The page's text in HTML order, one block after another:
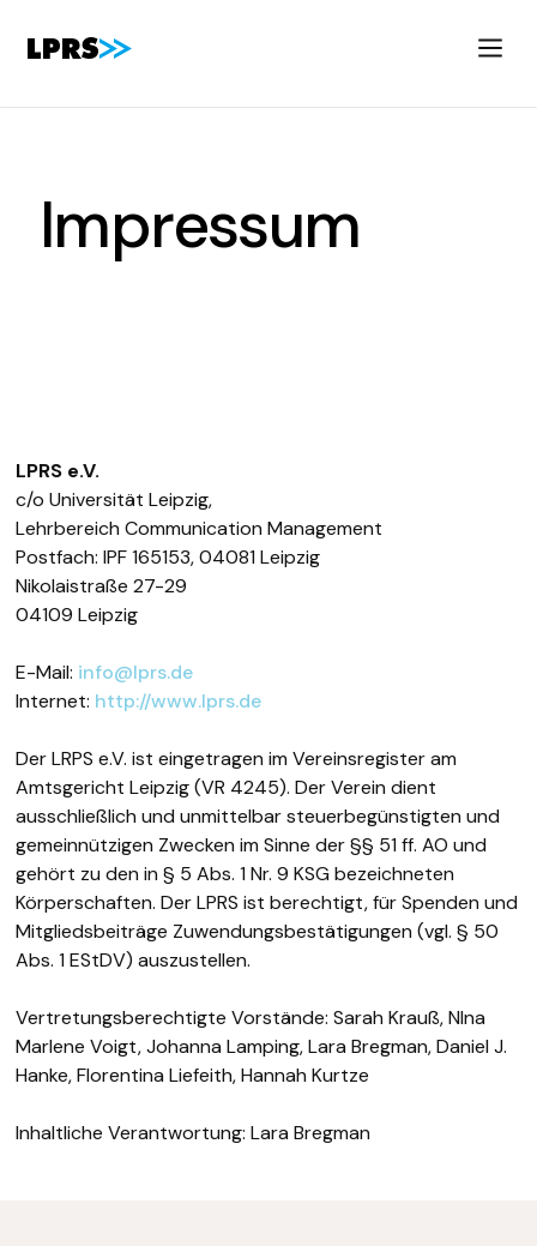
Impressum
LPRS e.V.
c/o Universität Leipzig,
Lehrbereich Communication Management
Postfach: IPF 165153, 04081 Leipzig
Nikolaistraße 27-29
04109 Leipzig
E-Mail: info@lprs.de
Internet: http://www.lprs.de
Der LRPS e.V. ist eingetragen im Vereinsregister am
Amtsgericht Leipzig (VR 4245). Der Verein dient
ausschließlich und unmittelbar steuerbegünstigten und
gemeinnützigen Zwecken im Sinne der §§ 51 ff. AO und
gehört zu den in § 5 Abs. 1 Nr. 9 KSG bezeichneten
Körperschaften. Der LPRS ist berechtigt, für Spenden und
Mitgliedsbeiträge Zuwendungsbestätigungen (vgl. § 50
Abs. 1 EStDV) auszustellen.
Vertretungsberechtigte Vorstände: Sarah Krauß, NIna
Marlene Voigt, Johanna Lamping, Lara Bregman, Daniel J.
Hanke, Florentina Liefeith, Hannah Kurtze
Inhaltliche Verantwortung: Lara Bregman